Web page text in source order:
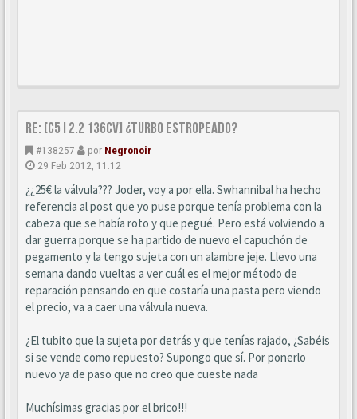
Re: [C5 I 2.2 136cv] ¿turbo estropeado?
#138257 por Negronoir
29 Feb 2012, 11:12
¿¿25€ la válvula??? Joder, voy a por ella. Swhannibal ha hecho
referencia al post que yo puse porque tenía problema con la
cabeza que se había roto y que pegué. Pero está volviendo a
dar guerra porque se ha partido de nuevo el capuchón de
pegamento y la tengo sujeta con un alambre jeje. Llevo una
semana dando vueltas a ver cuál es el mejor método de
reparación pensando en que costaría una pasta pero viendo
el precio, va a caer una válvula nueva.
¿El tubito que la sujeta por detrás y que tenías rajado, ¿Sabéis
si se vende como repuesto? Supongo que sí. Por ponerlo
nuevo ya de paso que no creo que cueste nada
Muchísimas gracias por el brico!!!